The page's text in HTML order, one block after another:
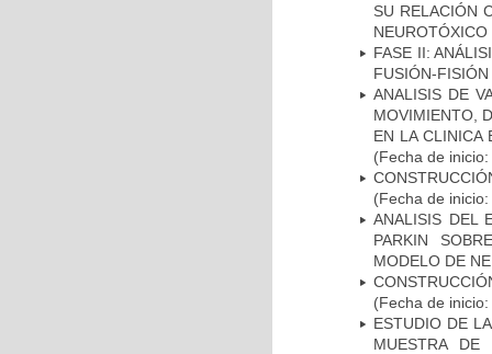
SU RELACIÓN
NEUROTÓXICO
FASE II:
FUSIÓN-
ANALISIS DE
MOVIMIENTO,
EN LA CLINICA
(Fecha de
(Fecha de
ANALISIS DEL
PARKIN
MODELO DE
(Fecha de
ESTUDIO DE
MUESTRA DE